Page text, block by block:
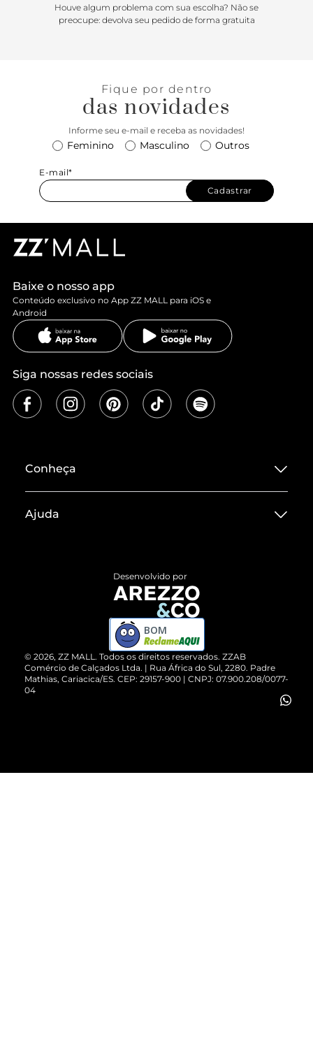
Houve algum problema com sua escolha? Não se
preocupe: devolva seu pedido de forma gratuita
Fique por dentro
das novidades
Informe seu e-mail e receba as novidades!
Feminino Masculino Outros
E-mail*
Cadastrar
Baixe o nosso app
Conteúdo exclusivo no App ZZ MALL para iOS e
Android
Siga nossas redes sociais
Conheça
Termos de Uso
ZZ MALL é confiável
Cartão Presente
Vendas Corporativas
Ajuda
Devolução do Produto
Compre pelo WhatsApp
© 2026, ZZ MALL. Todos os direitos reservados. ZZAB
Comércio de Calçados Ltda. | Rua África do Sul, 2280. Padre
Mathias, Cariacica/ES. CEP: 29157-900 | CNPJ: 07.900.208/0077-
04
Desenvolvido por
BOM